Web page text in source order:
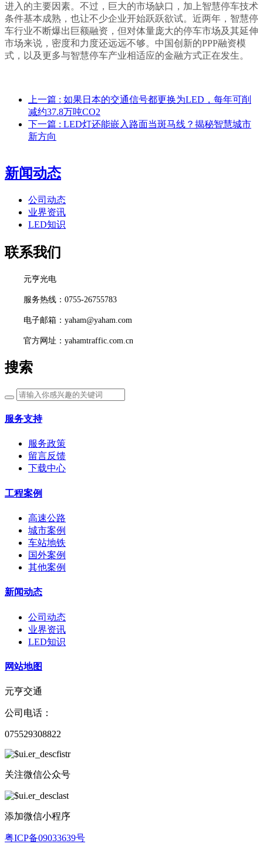
进入的主要因素。不过，巨大的市场缺口，加上智慧停车技术
条件基本成熟，也让不少企业开始跃跃欲试。近两年，智慧停
车行业不断爆出巨额融资，但对体量庞大的停车市场及其延伸
市场来说，密度和力度还远远不够。中国创新的PPP融资模
式，以及更多与智慧停车产业相适应的金融方式正在发生。
上一篇 : 如果日本的交通信号都更换为LED，每年可削
减约37.8万吨CO2
下一篇 : LED灯还能嵌入路面当斑马线？揭秘智慧城市
新方向
新闻动态
公司动态
业界资讯
LED知识
联系我们
元亨光电
服务热线：0755-26755783
电子邮箱：yaham@yaham.com
官方网址：yahamtraffic.com.cn
搜索
服务支持
服务政策
留言反馈
下载中心
工程案例
高速公路
城市案例
车站地铁
国外案例
其他案例
新闻动态
公司动态
业界资讯
LED知识
网站地图
元亨交通
公司电话：
075529308822
关注微信公众号
添加微信小程序
粤ICP备09033639号